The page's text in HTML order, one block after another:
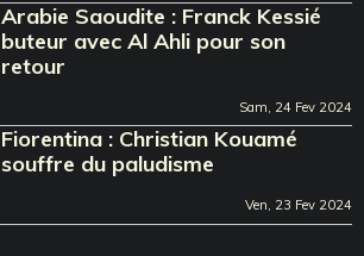
Arabie Saoudite : Franck Kessié
buteur avec Al Ahli pour son
retour
Sam, 24 Fev 2024
Fiorentina : Christian Kouamé
souffre du paludisme
Ven, 23 Fev 2024